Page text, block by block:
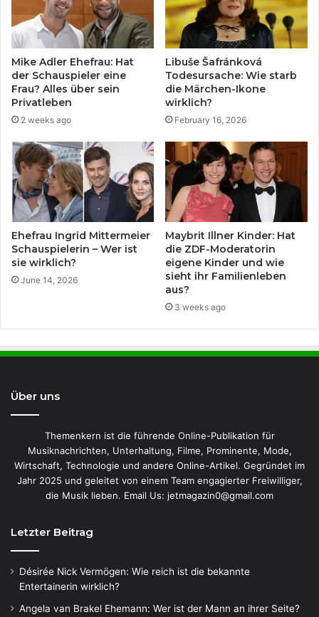
Mike Adler Ehefrau: Hat
der Schauspieler eine
Frau? Alles über sein
Privatleben
2 weeks ago
Libuše Šafránková
Todesursache: Wie starb
die Märchen-Ikone
wirklich?
February 16, 2026
Ehefrau Ingrid Mittermeier
Schauspielerin – Wer ist
sie wirklich?
June 14, 2026
Maybrit Illner Kinder: Hat
die ZDF-Moderatorin
eigene Kinder und wie
sieht ihr Familienleben
aus?
3 weeks ago
Über uns
Themenkern ist die führende Online-Publikation für
Musiknachrichten, Unterhaltung, Filme, Prominente, Mode,
Wirtschaft, Technologie und andere Online-Artikel. Gegründet im
Jahr 2025 und geleitet von einem Team engagierter Freiwilliger,
die Musik lieben. Email Us: jetmagazin0@gmail.com
Letzter Beitrag
Désirée Nick Vermögen: Wie reich ist die bekannte
Entertainerin wirklich?
Angela van Brakel Ehemann: Wer ist der Mann an ihrer Seite?